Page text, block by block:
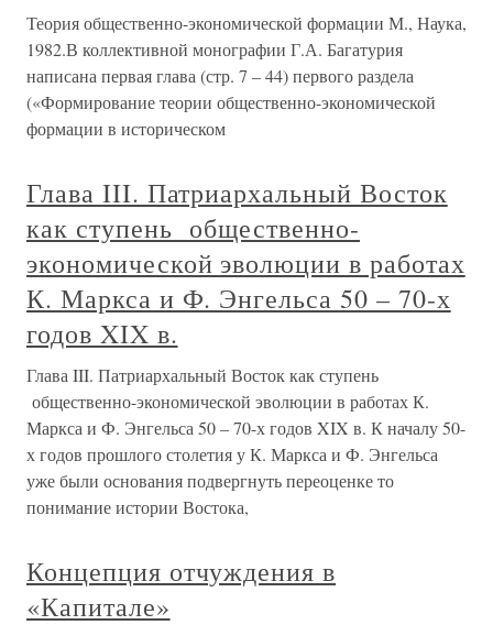
Теория общественно-экономической формации М., Наука,
1982.В коллективной монографии Г.А. Багатурия
написана первая глава (стр. 7 – 44) первого раздела
(«Формирование теории общественно-экономической
формации в историческом
Глава III. Патриархальный Восток
как ступень общественно-
экономической эволюции в работах
К. Маркса и Ф. Энгельса 50 – 70-х
годов XIX в.
Глава III. Патриархальный Восток как ступень
общественно-экономической эволюции в работах К.
Маркса и Ф. Энгельса 50 – 70-х годов XIX в. К началу 50-
х годов прошлого столетия у К. Маркса и Ф. Энгельса
уже были основания подвергнуть переоценке то
понимание истории Востока,
Концепция отчуждения в
«Капитале»